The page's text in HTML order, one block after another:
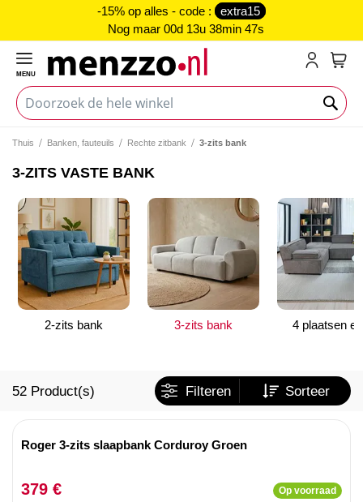
-15% op alles - code :
extra15
Nog maar 00d 13u 38min 46s
MENU
Thuis Banken, fauteuils Rechte zitbank 3-zits bank
3-ZITS VASTE BANK
2-zits bank 3-zits bank 4 plaatsen
52 Product(s) Filteren Sorteer
Roger 3-zits slaapbank Corduroy Groen
379 € Op voorraad